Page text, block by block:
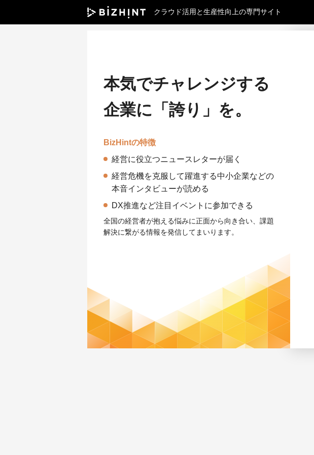
クラウド活用と生産性向上の専門サイト
本気でチャレンジする
企業に「誇り」を。
BizHintの特徴
経営に役立つニュースレターが届く
経営危機を克服して躍進する中小企業などの
本音インタビューが読める
DX推進など注目イベントに参加できる
全国の経営者が抱える悩みに正面から向き合い、課題
解決に繋がる情報を発信してまいります。